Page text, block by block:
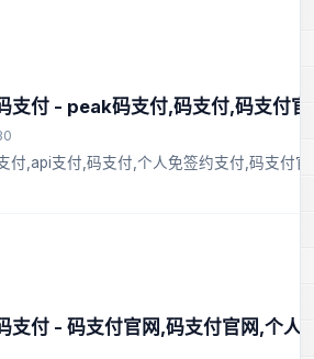
支付 - peak码支付,码支付,码支付
付,api支付,码支付,个人免签约支付,码支付
支付 - 码支付官网,码支付官网,个人